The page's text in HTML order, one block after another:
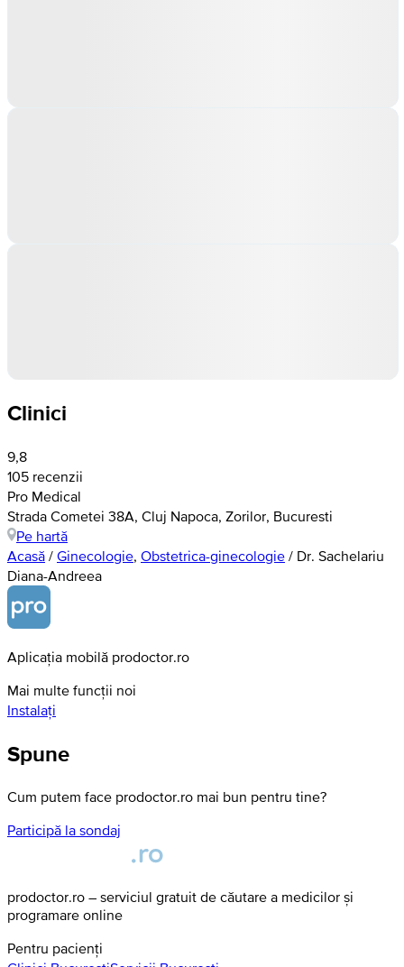
Clinici
9,8
105 recenzii
Pro Medical
Strada Cometei 38A, Cluj Napoca, Zorilor, Bucuresti
Pe hartă
Acasă / Ginecologie, Obstetrica-ginecologie / Dr. Sachelariu
Diana-Andreea
Aplicația mobilă prodoctor.ro
Mai multe funcții noi
Instalați
Spune
Cum putem face prodoctor.ro mai bun pentru tine?
Participă la sondaj
prodoctor.ro – serviciul gratuit de căutare a medicilor și
programare online
Pentru pacienți